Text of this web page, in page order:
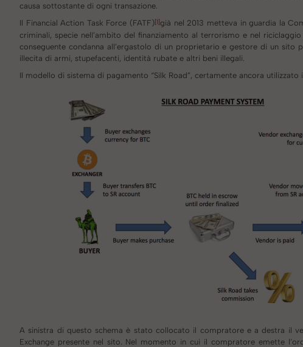
causa sottostante di ogni transazione.
Il Financial Action Task Force (FATF)[1] già nel 2013 metteva in guardia la
criminali, specie nell’ambito del finanziamento al terrorismo e nel
conseguente condanna all’ergastolo di un proprietario e gestore di un sito
illecita di armi, stupefacenti, identità rubate e altri beni illegali.
Il modello di sistema di pagamento “Silk Road”, certamente ancora
A sinistra di questo schema è stato collocato il compratore e a destra il
Exchange presente nel sito. Nel momento in cui il compratore emette